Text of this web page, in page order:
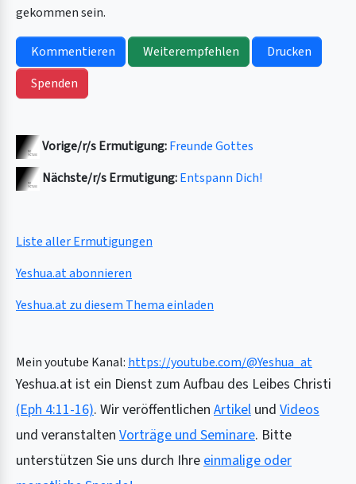
gekommen sein.
Kommentieren Weiterempfehlen
Drucken
Spenden
Vorige/r/s Ermutigung:Freunde Gottes
Nächste/r/s Ermutigung:Entspann Dich!
Liste aller Ermutigungen
Yeshua.at abonnieren
Yeshua.at zu diesem Thema einladen
Mein youtube Kanal: https://youtube.com/@Yeshua_at
Yeshua.at ist ein Dienst zum Aufbau des Leibes Christi
(Eph 4:11-16). Wir veröffentlichen Artikel und Videos
und veranstalten Vorträge und Seminare. Bitte
unterstützen Sie uns durch Ihreeinmalige oder